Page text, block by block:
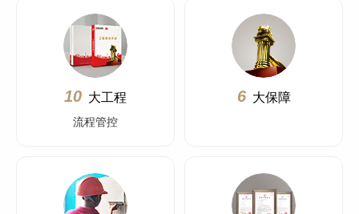
10 大工程
流程管控
6 大保障